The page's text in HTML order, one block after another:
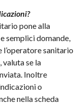
pone alla
semplici domande,
l’operatore sanitario
se la
Inoltre
o
nella scheda